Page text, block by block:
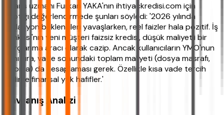
Finans uzmanı Furkan YAKA'nın ihtiyackredisi.com için
yaptığı değerlendirmede şunları söyledi: '2026 yılında
enflasyon beklentileri yavaşlarken, reel faizler hala pozitif. İş
Bankası'nın yeni müşteri faizsiz kredisi, düşük maliyetli bir
borçlanma aracı olarak cazip. Ancak kullanıcıların YMO'nun
yanı sıra, vade sonundaki toplam maliyeti (dosya masrafı,
sigorta) da hesaplaması gerek. Özellikle kısa vade tercih
edilirse finansal yük hafifler.'
Davranış Analizi